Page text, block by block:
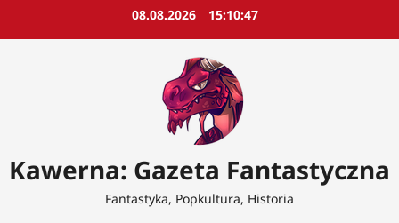
08.08.2026 15:10:49
Kawerna: Gazeta Fantastyczna
Fantastyka, Popkultura, Historia